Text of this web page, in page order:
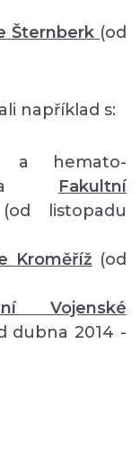
Šternberk (od
například s:
a hemato-
Fakultní
listopadu
Kroměříž (od
Vojenské
dubna 2014 -